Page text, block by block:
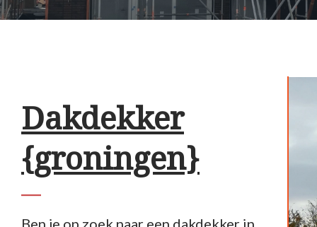
Dakdekker
{groningen}
Ben je op zoek naar een dakdekker in